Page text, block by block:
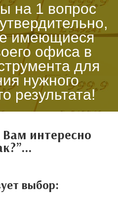
на 1 вопрос
имеющиеся
офиса в
для
нужного
результата!
Вам интересно
выбор: